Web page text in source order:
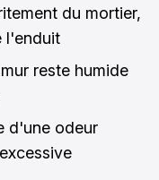
du mortier,
l'enduit
reste humide
d'une odeur